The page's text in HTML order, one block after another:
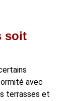
soit
avec
terrasses et